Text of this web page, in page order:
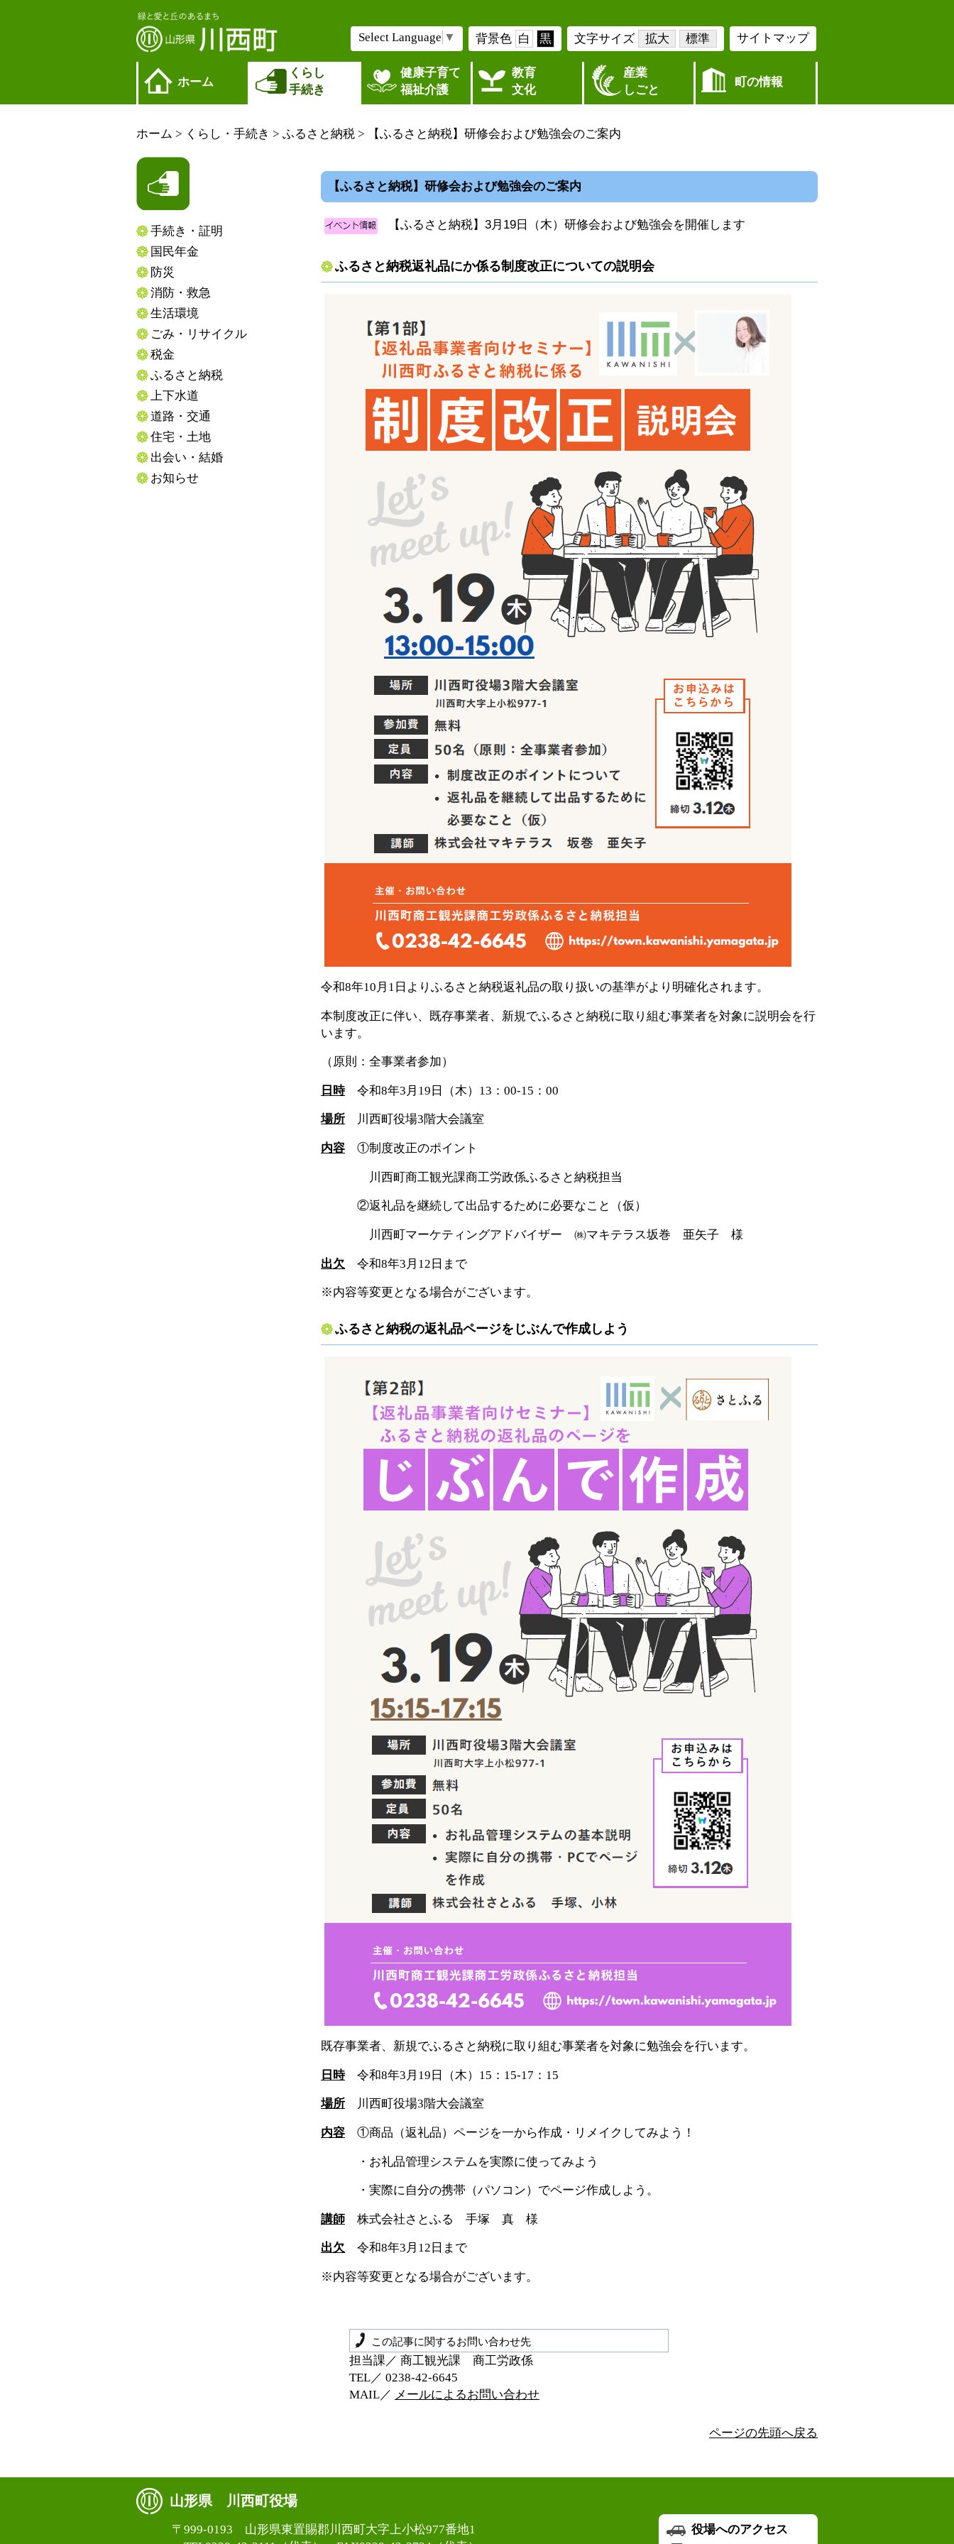
Select Language ▼ 背景色 白 黒 文字サイズ 拡大 標準 サイトマップ
ホーム
くらし
手続き
健康子育て
福祉介護
教育
文化
産業
しごと
町の情報
ホーム > くらし・手続き > ふるさと納税 > 【ふるさと納税】研修会および勉強会のご案内
手続き・証明
国民年金
防災
消防・救急
生活環境
ごみ・リサイクル
税金
ふるさと納税
上下水道
道路・交通
住宅・土地
出会い・結婚
お知らせ
【ふるさと納税】研修会および勉強会のご案内
【ふるさと納税】3月19日（木）研修会および勉強会を開催します
ふるさと納税返礼品にか係る制度改正についての説明会
令和8年10月1日よりふるさと納税返礼品の取り扱いの基準がより明確化されます。
本制度改正に伴い、既存事業者、新規でふるさと納税に取り組む事業者を対象に説明会を行
います。
（原則：全事業者参加）
日時令和8年3月19日（木）13：00-15：00
場所 川西町役場3階大会議室
内容 ①制度改正のポイント
川西町商工観光課商工労政係ふるさと納税担当
②返礼品を継続して出品するために必要なこと（仮）
川西町マーケティングアドバイザー ㈱マキテラス坂巻 亜矢子 様
出欠 令和8年3月12日まで
※内容等変更となる場合がございます。
ふるさと納税の返礼品ページをじぶんで作成しよう
既存事業者、新規でふるさと納税に取り組む事業者を対象に勉強会を行います。
日時令和8年3月19日（木）15：15-17：15
場所 川西町役場3階大会議室
内容 ①商品（返礼品）ページを一から作成・リメイクしてみよう！
・お礼品管理システムを実際に使ってみよう
・実際に自分の携帯（パソコン）でページ作成しよう。
講師 株式会社さとふる 手塚 真 様
出欠 令和8年3月12日まで
※内容等変更となる場合がございます。
この記事に関するお問い合わせ先
担当課／ 商工観光課 商工労政係
TEL／ 0238‐42‐6645
MAIL／ メールによるお問い合わせ
ページの先頭へ戻る
山形県 川西町役場
〒999-0193 山形県東置賜郡川西町大字上小松977番地1
役場へのアクセス